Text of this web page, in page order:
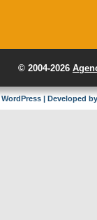
© 2004-2026
WordPress| Developed